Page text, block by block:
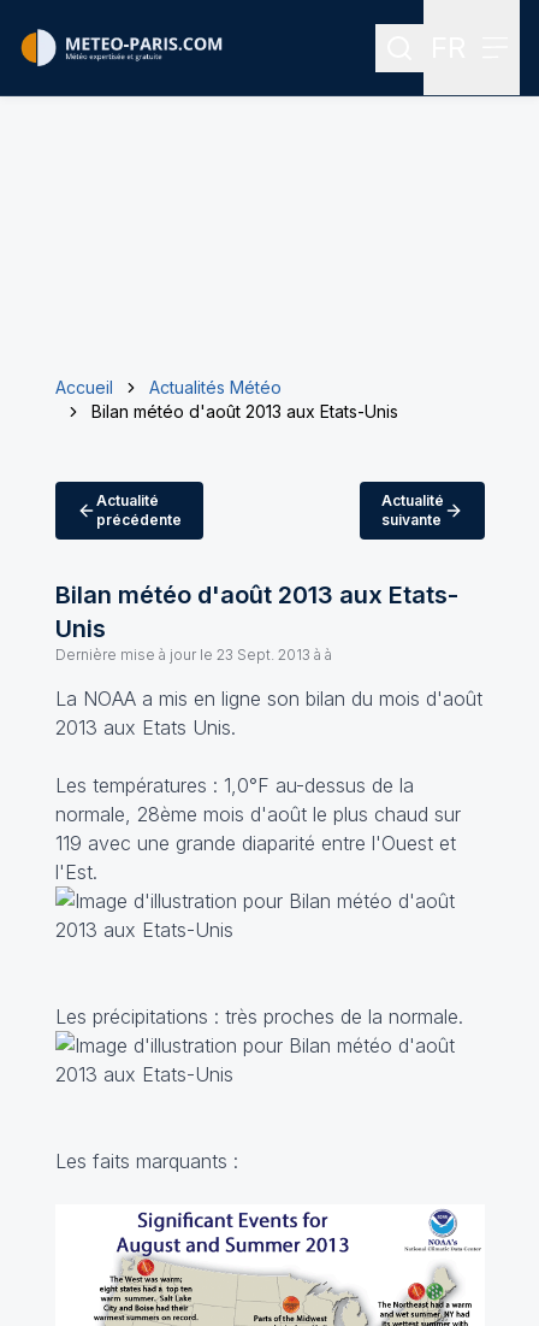
Rechercher
Accueil
Actualités Météo
Bilan météo d'août 2013 aux Etats-Unis
Actualité
précédente
Actualité
suivante
Bilan météo d'août 2013 aux Etats-
Unis
Dernière mise à jour le 23 Sept. 2013 à à
La NOAA a mis en ligne son bilan du mois d'août
2013 aux Etats Unis.
Les températures : 1,0°F au-dessus de la
normale, 28ème mois d'août le plus chaud sur
119 avec une grande diaparité entre l'Ouest et
l'Est.
Les précipitations : très proches de la normale.
Les faits marquants :